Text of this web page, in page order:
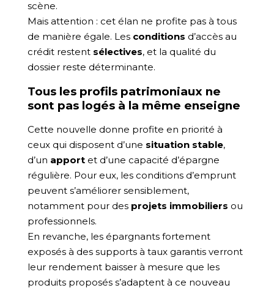
scène.
Mais attention : cet élan ne profite pas à tous
de manière égale. Les conditions d’accès au
crédit restent sélectives, et la qualité du
dossier reste déterminante.
Tous les profils patrimoniaux ne
sont pas logés à la même enseigne
Cette nouvelle donne profite en priorité à
ceux qui disposent d’une situation stable,
d’un apportet d’une capacité d’épargne
régulière. Pour eux, les conditions d’emprunt
peuvent s’améliorer sensiblement,
notamment pour des projets immobiliers ou
professionnels.
En revanche, les épargnants fortement
exposés à des supports à taux garantis verront
leur rendement baisser à mesure que les
produits proposés s’adaptent à ce nouveau